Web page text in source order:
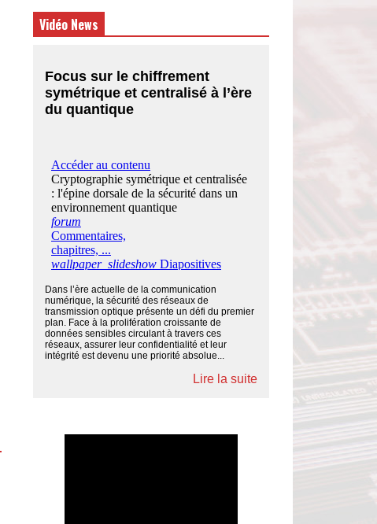
Vidéo News
Focus sur le chiffrement
symétrique et centralisé à l’ère
du quantique
Dans l’ère actuelle de la communication
numérique, la sécurité des réseaux de
transmission optique présente un défi du premier
plan. Face à la prolifération croissante de
données sensibles circulant à travers ces
réseaux, assurer leur confidentialité et leur
intégrité est devenu une priorité absolue...
Lire la suite